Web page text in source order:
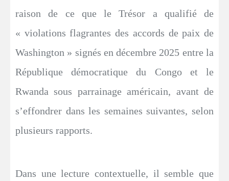
raison de ce que le Trésor a qualifié de
« violations flagrantes des accords de paix de
Washington » signés en décembre 2025 entre la
République démocratique du Congo et le
Rwanda sous parrainage américain, avant de
s’effondrer dans les semaines suivantes, selon
plusieurs rapports.
Dans une lecture contextuelle, il semble que